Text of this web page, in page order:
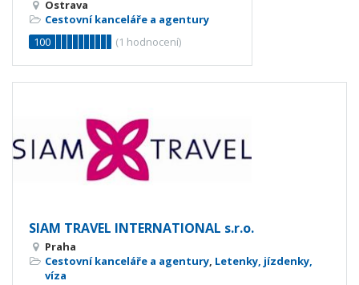
Ostrava
Cestovní kanceláře a agentury
100
(1 hodnocení)
SIAM TRAVEL INTERNATIONAL s.r.o.
Praha
Cestovní kanceláře a agentury, Letenky, jízdenky,
víza